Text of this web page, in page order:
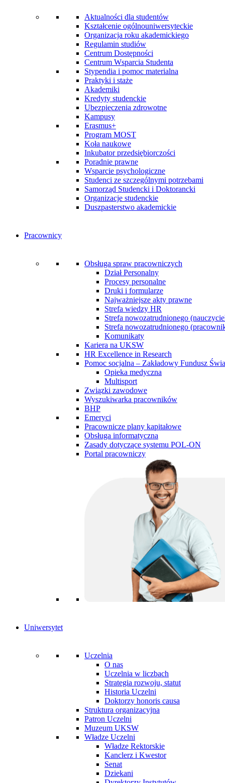
Aktualności dla studentów
Kształcenie ogólnouniwersyteckie
Organizacja roku akademickiego
Regulamin studiów
Centrum Dostępności
Centrum Wsparcia Studenta
Stypendia i pomoc materialna
Praktyki i staże
Akademiki
Kredyty studenckie
Ubezpieczenia zdrowotne
Kampusy
Erasmus+
Program MOST
Koła naukowe
Inkubator przedsiębiorczości
Poradnie prawne
Wsparcie psychologiczne
Studenci ze szczególnymi potrzebami
Samorząd Studencki i Doktorancki
Organizacje studenckie
Duszpasterstwo akademickie
Pracownicy
Obsługa spraw pracowniczych
Dział Personalny
Procesy personalne
Druki i formularze
Najważniejsze akty prawne
Strefa wiedzy HR
Strefa nowozatrudnionego
Strefa nowozatrudnionego
Komunikaty
Kariera na UKSW
HR Excellence in Research
Pomoc socjalna – Zakładowy Fundusz
Opieka medyczna
Multisport
Związki zawodowe
Wyszukiwarka pracowników
BHP
Emeryci
Pracownicze plany kapitałowe
Obsługa informatyczna
Zasady dotyczące systemu POL-ON
Portal pracowniczy
Uniwersytet
Uczelnia
O nas
Uczelnia w liczbach
Strategia rozwoju, statut
Historia Uczelni
Doktorzy honoris causa
Struktura organizacyjna
Patron Uczelni
Muzeum UKSW
Władze Uczelni
Władze Rektorskie
Kanclerz i Kwestor
Senat
Dziekani